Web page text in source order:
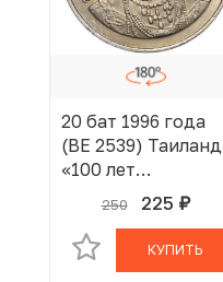
20 бат 1996 года
(BE 2539) Таиланд
«100 лет
сестринской и
имени Сирирадж»
250 225 руб.
В КОРЗИНЕ
КУПИТЬ